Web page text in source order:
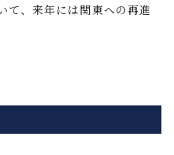
て、来年には関東への再進